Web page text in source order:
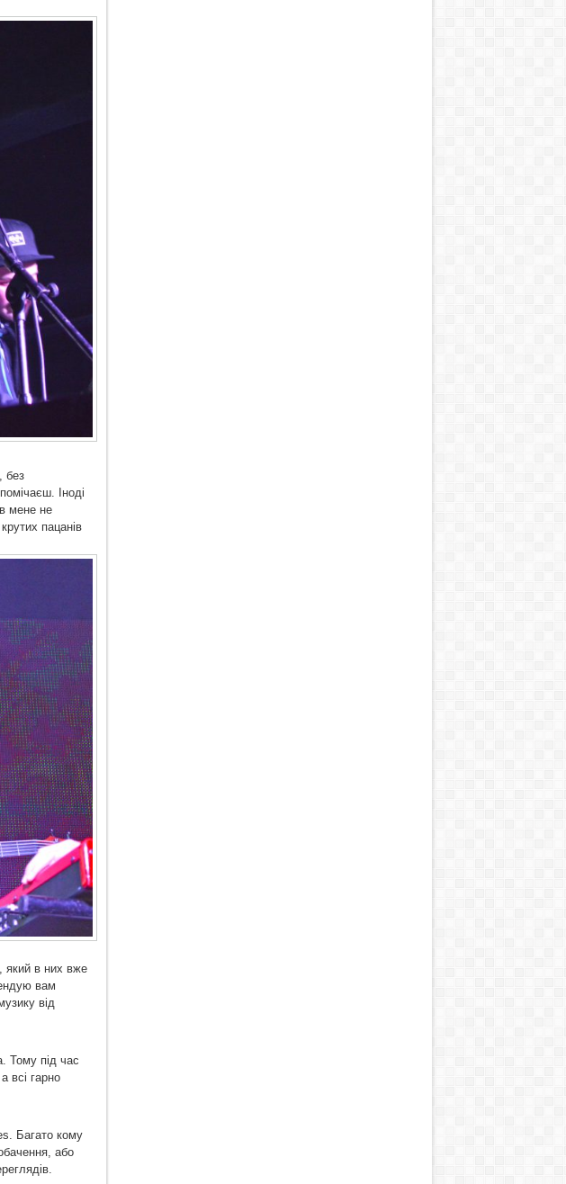
без
Іноді
мене не
пацанів
який в них вже
вам
від
Тому під час
всі гарно
Багато кому
або